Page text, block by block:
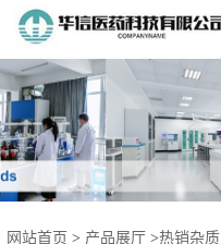
网站首页 > 产品展厅 >热销杂质